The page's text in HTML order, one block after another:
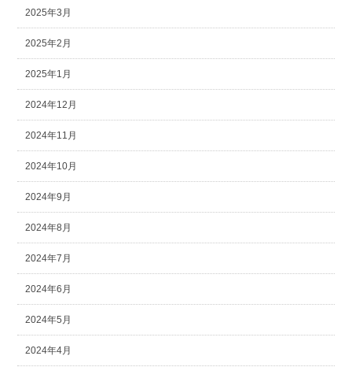
2025年3月
2025年2月
2025年1月
2024年12月
2024年11月
2024年10月
2024年9月
2024年8月
2024年7月
2024年6月
2024年5月
2024年4月